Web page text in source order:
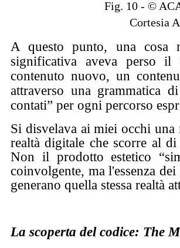
Fig. 10 - ©
Cortesia
A questo punto, una cosa
significativa aveva perso
contenuto nuovo, un
attraverso una grammatica
contati” per ogni percorso
Si disvelava ai miei occhi
realtà digitale che scorre al
Non il prodotto estetico
coinvolgente, ma l'essenza
generano quella stessa realtà
La scoperta del codice: The